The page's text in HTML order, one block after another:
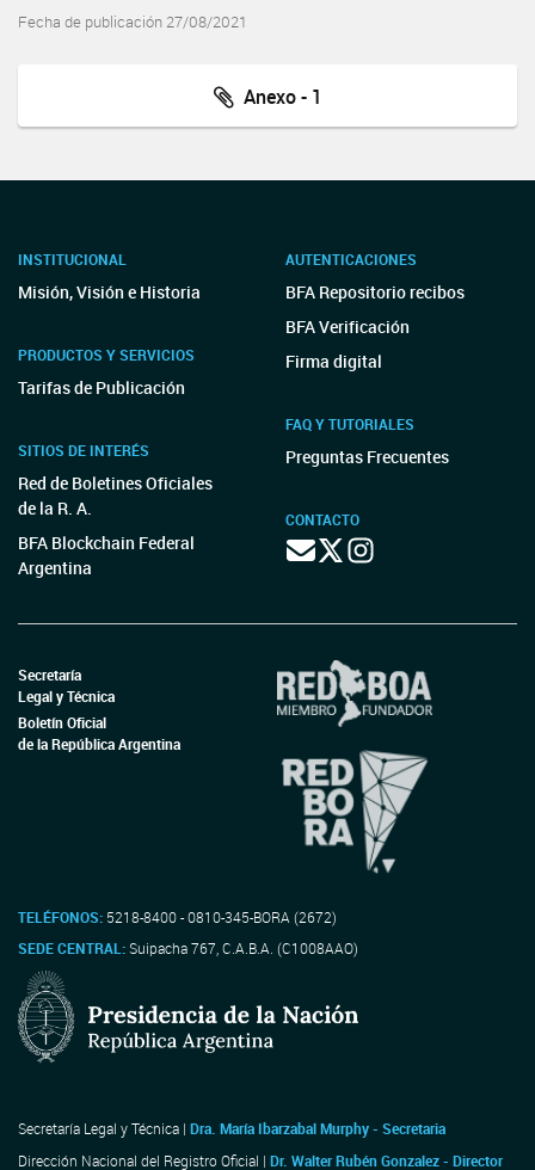
Fecha de publicación 27/08/2021
Anexo - 1
INSTITUCIONAL
Misión, Visión e Historia
PRODUCTOS Y SERVICIOS
Tarifas de Publicación
SITIOS DE INTERÉS
Red de Boletines Oficiales
de la R. A.
BFA Blockchain Federal
Argentina
AUTENTICACIONES
BFA Repositorio recibos
BFA Verificación
Firma digital
FAQ Y TUTORIALES
Preguntas Frecuentes
CONTACTO
Secretaría
Legal y Técnica
Boletín Oficial
de la República Argentina
TELÉFONOS: 5218-8400 - 0810-345-BORA (2672)
SEDE CENTRAL:Suipacha 767, C.A.B.A. (C1008AAO)
Secretaría Legal y Técnica | Dra. María Ibarzabal Murphy - Secretaria
Dirección Nacional del Registro Oficial | Dr. Walter Rubén Gonzalez - Director